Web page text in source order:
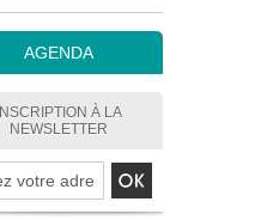
AGENDA
INSCRIPTION À LA
NEWSLETTER